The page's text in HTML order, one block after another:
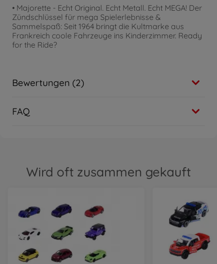
• Majorette - Echt Original. Echt Metall. Echt MEGA! Der
Zündschlüssel für mega Spielerlebnisse &
Sammelspaß: Seit 1964 bringt die Kultmarke aus
Frankreich coole Fahrzeuge ins Kinderzimmer. Ready
for the Ride?
Bewertungen (2)
FAQ
Wird oft zusammen gekauft